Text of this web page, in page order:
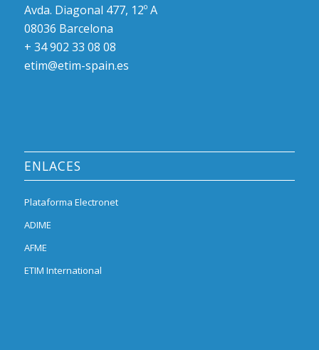
Avda. Diagonal 477, 12º A
08036 Barcelona
+ 34 902 33 08 08
etim@etim-spain.es
ENLACES
Plataforma Electronet
ADIME
AFME
ETIM International